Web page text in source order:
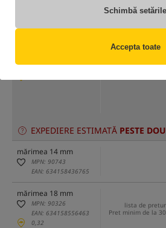
Schimbă setările
Accepta toate
EAN: 634158436734
Pret minim de la
EXPEDIERE ESTIMATĂ PESTE
mărimea 14 mm
MPN: 90743
EAN: 634158436765
mărimea 18 mm
MPN: 90326
EAN: 634158556463
0,32
lista de
Pret minim de la